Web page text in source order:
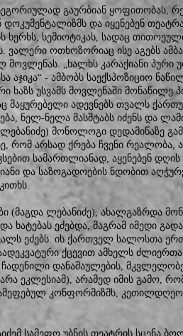
გაურბიან ყოფითობას,
დოკუმენტალიზმს და იყენებენ
სემიოტიკას, სადაც
ვალერი ოთხოზორიაც ისე აგებს
„ხალხს კარაქიანი პური
აჯიკა“ - ამბობს საექსპოზიციო
ხაზს უსვამს მოვლენაში მონაწილე
მაყურებელი ადევნებს თვალს
ნელ-ნელა მასშტაბს იძენს და
მონოლოგი დედამიწაზე
რომ არსად ქრება ჩვენი რეალობა,
სამართლიანად, აყენებენ
და საზოგადოების ნდობით
(მაგდა ლებანიძე), ახალგაზრდა
ხატებას ეძებდა, მაგრამ იმედი
ეძებს. ის ქართველ სალოსთა
ქცევით ამხელს ძლიერთა
ჩადენილი დანაშაულების,
ეკლესიამ), არამედ იმის გამო,
კონფორმიზმს,
სამეფო უბნის თეატრის სცენა